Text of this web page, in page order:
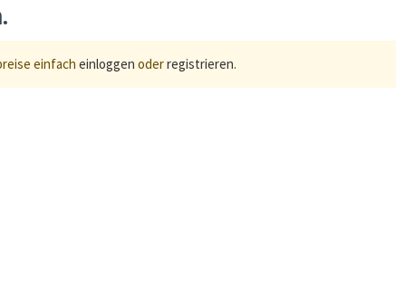
einfach einloggen oderregistrieren.